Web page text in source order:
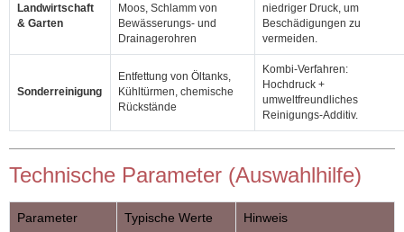
Landwirtschaft
& Garten
Moos, Schlamm von
Bewässerungs‑ und
Drainagerohren
niedriger Druck, um
Beschädigungen zu
vermeiden.
Sonderreinigung
Entfettung von Öltanks,
Kühltürmen, chemische
Rückstände
Kombi‑Verfahren:
Hochdruck +
umweltfreundliches
Reinigungs‑Additiv.
Technische Parameter (Auswahlhilfe)
Parameter Typische Werte Hinweis